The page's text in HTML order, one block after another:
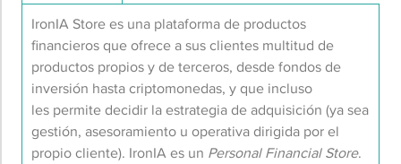
IronIA Store es una plataforma de productos
financieros que ofrece a sus clientes multitud de
productos propios y de terceros, desde fondos de
inversión hasta criptomonedas, y que incluso
les permite decidir la estrategia de adquisición (ya sea
gestión, asesoramiento u operativa dirigida por el
propio cliente). IronIA es un Personal Financial Store.